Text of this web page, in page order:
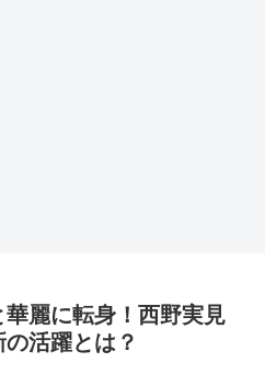
麗に転身！西野実見
活躍とは？